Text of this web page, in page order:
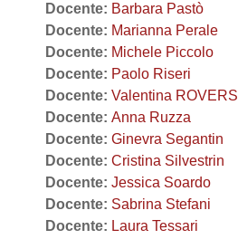
Docente: Barbara Pastò
Docente: Marianna Perale
Docente: Michele Piccolo
Docente: Paolo Riseri
Docente: Valentina ROVERSI
Docente: Anna Ruzza
Docente: Ginevra Segantin
Docente: Cristina Silvestrin
Docente: Jessica Soardo
Docente: Sabrina Stefani
Docente: Laura Tessari